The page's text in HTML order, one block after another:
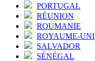
PORTUGAL
RÉUNION
ROUMANIE
ROYAUME-UNI
SALVADOR
SÉNÉGAL